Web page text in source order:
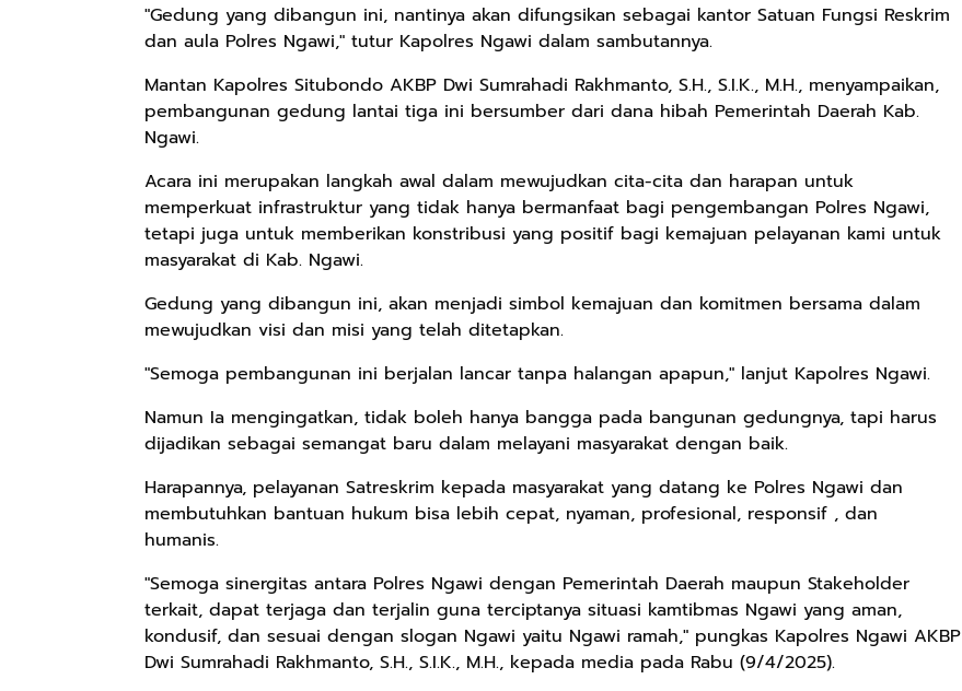
"Gedung yang dibangun ini, nantinya akan difungsikan sebagai kantor Satuan Fungsi Reskrim
dan aula Polres Ngawi," tutur Kapolres Ngawi dalam sambutannya.
Mantan Kapolres Situbondo AKBP Dwi Sumrahadi Rakhmanto, S.H., S.I.K., M.H., menyampaikan,
pembangunan gedung lantai tiga ini bersumber dari dana hibah Pemerintah Daerah Kab.
Ngawi.
Acara ini merupakan langkah awal dalam mewujudkan cita-cita dan harapan untuk
memperkuat infrastruktur yang tidak hanya bermanfaat bagi pengembangan Polres Ngawi,
tetapi juga untuk memberikan konstribusi yang positif bagi kemajuan pelayanan kami untuk
masyarakat di Kab. Ngawi.
Gedung yang dibangun ini, akan menjadi simbol kemajuan dan komitmen bersama dalam
mewujudkan visi dan misi yang telah ditetapkan.
"Semoga pembangunan ini berjalan lancar tanpa halangan apapun," lanjut Kapolres Ngawi.
Namun Ia mengingatkan, tidak boleh hanya bangga pada bangunan gedungnya, tapi harus
dijadikan sebagai semangat baru dalam melayani masyarakat dengan baik.
Harapannya, pelayanan Satreskrim kepada masyarakat yang datang ke Polres Ngawi dan
membutuhkan bantuan hukum bisa lebih cepat, nyaman, profesional, responsif , dan
humanis.
"Semoga sinergitas antara Polres Ngawi dengan Pemerintah Daerah maupun Stakeholder
terkait, dapat terjaga dan terjalin guna terciptanya situasi kamtibmas Ngawi yang aman,
kondusif, dan sesuai dengan slogan Ngawi yaitu Ngawi ramah," pungkas Kapolres Ngawi AKBP
Dwi Sumrahadi Rakhmanto, S.H., S.I.K., M.H., kepada media pada Rabu (9/4/2025).